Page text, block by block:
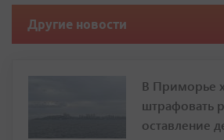
Другие новости
В Приморье
штрафовать
оставление